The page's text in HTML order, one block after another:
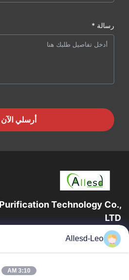
رسالة *
أرسلي الآن
Technology Co.,
LTD
16 عامًا من الخبرة ، بصفتنا مصنعًا ومصدرًا
المستدامة وغرف الأبحاث ، فإننا نقدم
Allesd-Leo
3:10 AM